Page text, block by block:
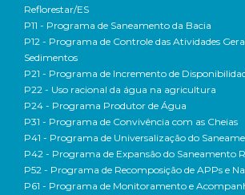
Reflorestar/ES
P11 - Programa de Saneamento da Bacia
P12 - Programa de Controle das Atividades
Sedimentos
P21 - Programa de Incremento de
P22 - Uso racional da água na agricultura
P24 - Programa Produtor de Água
P31 - Programa de Convivência com as Cheias
P41 - Programa de Universalização do
P42 - Programa de Expansão do Saneamento
P52 - Programa de Recomposição de APPs e
P61 - Programa de Monitoramento e